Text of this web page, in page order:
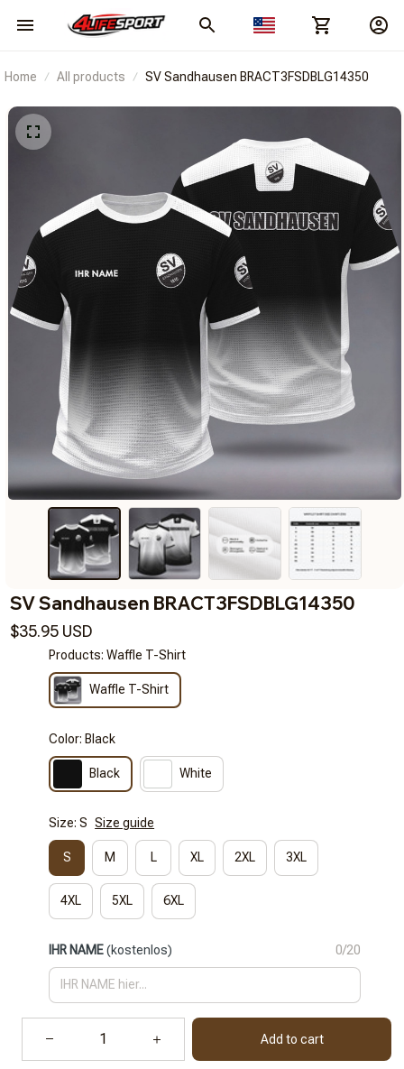
Home All products SV Sandhausen BRACT3FSDBLG14350
SV Sandhausen BRACT3FSDBLG14350
$35.95 USD
Products: Waffle T-Shirt
Waffle T-Shirt
Color: Black
Black White
Size: S Size guide
S M L XL 2XL 3XL
4XL 5XL 6XL
IHR NAME(kostenlos) 0/20
Add to cart